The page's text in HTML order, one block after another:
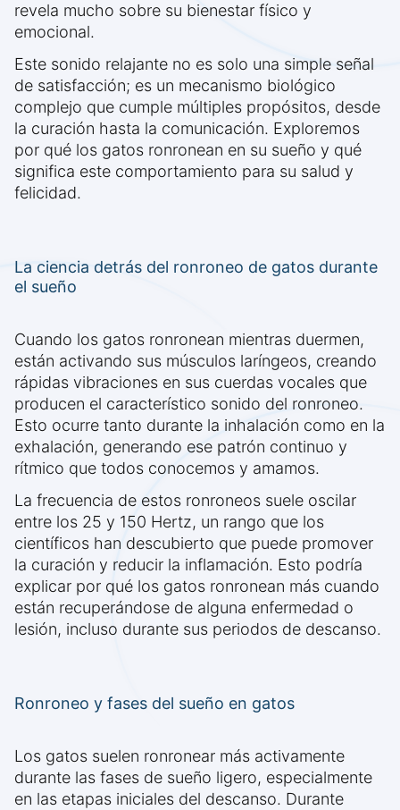
revela mucho sobre su bienestar físico y
emocional.
Este sonido relajante no es solo una simple señal
de satisfacción; es un mecanismo biológico
complejo que cumple múltiples propósitos, desde
la curación hasta la comunicación. Exploremos
por qué los gatos ronronean en su sueño y qué
significa este comportamiento para su salud y
felicidad.
La ciencia detrás del ronroneo de gatos durante
el sueño
Cuando los gatos ronronean mientras duermen,
están activando sus músculos laríngeos, creando
rápidas vibraciones en sus cuerdas vocales que
producen el característico sonido del ronroneo.
Esto ocurre tanto durante la inhalación como en la
exhalación, generando ese patrón continuo y
rítmico que todos conocemos y amamos.
La frecuencia de estos ronroneos suele oscilar
entre los 25 y 150 Hertz, un rango que los
científicos han descubierto que puede promover
la curación y reducir la inflamación. Esto podría
explicar por qué los gatos ronronean más cuando
están recuperándose de alguna enfermedad o
lesión, incluso durante sus periodos de descanso.
Ronroneo y fases del sueño en gatos
Los gatos suelen ronronear más activamente
durante las fases de sueño ligero, especialmente
en las etapas iniciales del descanso. Durante